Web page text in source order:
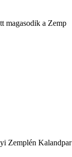
magasodik a Zemp
Zemplén Kalandpar